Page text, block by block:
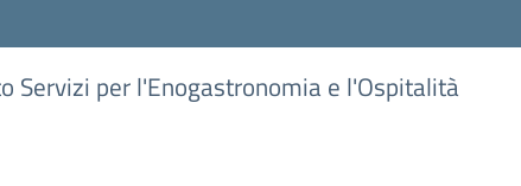
Servizi per l'Enogastronomia e l'Ospitalità